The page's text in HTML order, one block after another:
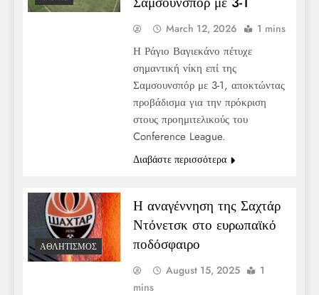
March 12, 2026 1 mins
Η Ράγιο Βαγιεκάνο πέτυχε
σημαντική νίκη επί της
Σαμσουνσπόρ με 3-1, αποκτώντας
προβάδισμα για την πρόκριση
στους προημιτελικούς του
Conference League.
Διαβάστε περισσότερα
ΑΘΛΗΤΙΣΜΌΣ
Η αναγέννηση της Σαχτάρ
Ντόνετσκ στο ευρωπαϊκό
ποδόσφαιρο
August 15, 2025
1
mins